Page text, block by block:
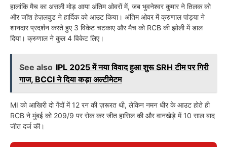
हालांकि मैच का असली मोड़ आया अंतिम ओवरों में, जब भुवनेश्वर कुमार ने तिलक को
और जॉश हेज़लवुड ने हार्दिक को आउट किया। अंतिम ओवर में क्रुणाल पांड्या ने
शानदार प्रदर्शन करते हुए 3 विकेट चटकाए और मैच को RCB की झोली में डाल
दिया। क्रुणाल ने कुल 4 विकेट लिए।
See also IPL 2025 में नया विवाद हुआ शुरू SRH टीम पर गिरी
गाज, BCCI ने दिया कड़ा अल्टीमेटम
MI को आखिरी दो गेंदों में 12 रन की ज़रूरत थी, लेकिन नमन धीर के आउट होते ही
RCB ने मुंबई को 209/9 पर रोक कर जीत हासिल की और वानखेड़े में 10 साल बाद
जीत दर्ज की।